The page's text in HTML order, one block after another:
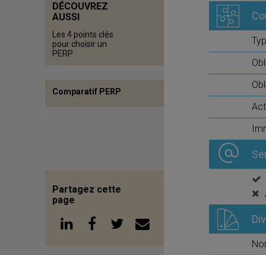
DÉCOUVREZ
AUSSI
Les 4 points clés
pour choisir un
PERP
Comparatif PERP
Partagez cette
page